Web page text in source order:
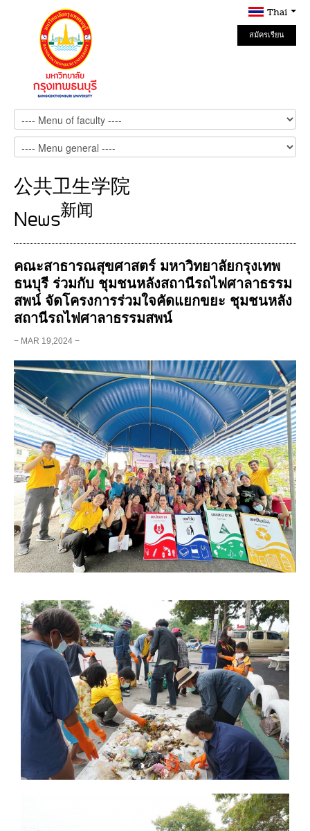
Thai
สมัครเรียน
Online
公共卫生学院
新闻
News
คณะสาธารณสุขศาสตร์ มหาวิทยาลัยกรุงเทพ
ธนบุรี ร่วมกับ ชุมชนหลังสถานีรถไฟศาลาธรรม
สพน์ จัดโครงการร่วมใจคัดแยกขยะ ชุมชนหลัง
สถานีรถไฟศาลาธรรมสพน์
− MAR 19,2024 −